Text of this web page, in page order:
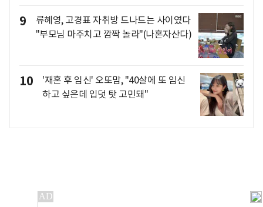
9
류혜영, 고경표 자취방 드나드는 사이였다
"부모님 마주치고 깜짝 놀라"(나혼자산다)
10
'재혼 후 임신' 오또맘, "40살에 또 임신
하고 싶은데 입덧 탓 고민돼"